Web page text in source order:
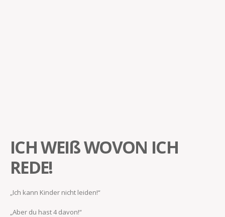
ICH WEIß WOVON ICH
REDE!
„Ich kann Kinder nicht leiden!“
„Aber du hast 4 davon!“